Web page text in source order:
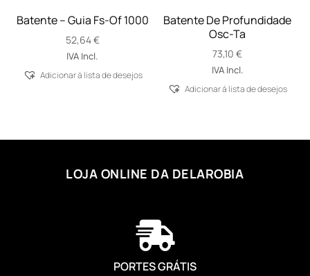
Batente – Guia Fs-Of 1000
52,64€
IVA Incl.
Adicionar á lista de desejos
Batente De Profundidade
Osc-Ta
73,10€
IVA Incl.
Adicionar á lista de desejos
LOJA ONLINE DA DELAROBIA

PORTES GRÁTIS